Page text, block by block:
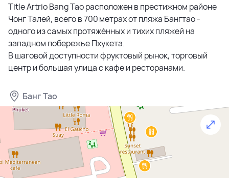
Title Artrio Bang Tao расположен в престижном районе
Чонг Талей, всего в 700 метрах от пляжа Бангтао -
одного из самых протяжённых и тихих пляжей на
западном побережье Пхукета.
В шаговой доступности фруктовый рынок, торговый
центр и большая улица с кафе и ресторанами.
Банг Тао